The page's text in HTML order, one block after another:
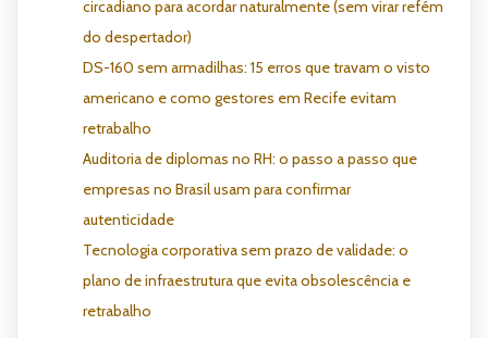
circadiano para acordar naturalmente (sem virar refém
do despertador)
DS-160 sem armadilhas: 15 erros que travam o visto
americano e como gestores em Recife evitam
retrabalho
Auditoria de diplomas no RH: o passo a passo que
empresas no Brasil usam para confirmar
autenticidade
Tecnologia corporativa sem prazo de validade: o
plano de infraestrutura que evita obsolescência e
retrabalho